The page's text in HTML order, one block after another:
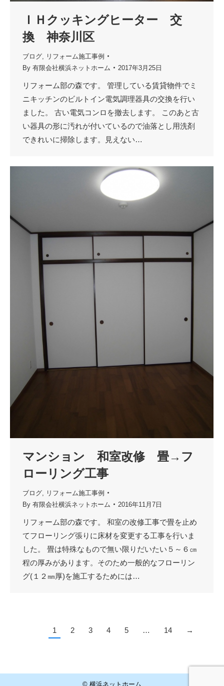
ＩＨクッキングヒーター 交
換 神奈川区
ブログ
リフォーム施工事例
By 有限会社横浜ネットホーム 2017年3月25日
リフォーム部の森です。 管理している賃貸物件でミ
ニキッチンのビルトイン電気調理器具の交換を行い
ました。 古い電気コンロを撤去します。 このあと古
い器具の形に汚れが付いているので油落とし用洗剤
できれいに掃除します。見えない…
マンション 和室改修 畳→フ
ローリング工事
ブログ
リフォーム施工事例
By 有限会社横浜ネットホーム 2016年11月7日
リフォーム部の森です。 和室の改修工事で畳を止め
てフローリング張りに床材を変更する工事を行いま
した。 畳は特殊なもので無い限りだいたい５～６㎝
程の厚みがあります。そのため一般的なフローリン
グ(１２㎜厚)を施工するためには…
1 2 3 4 5 … 14 →
© 横浜ネットホーム